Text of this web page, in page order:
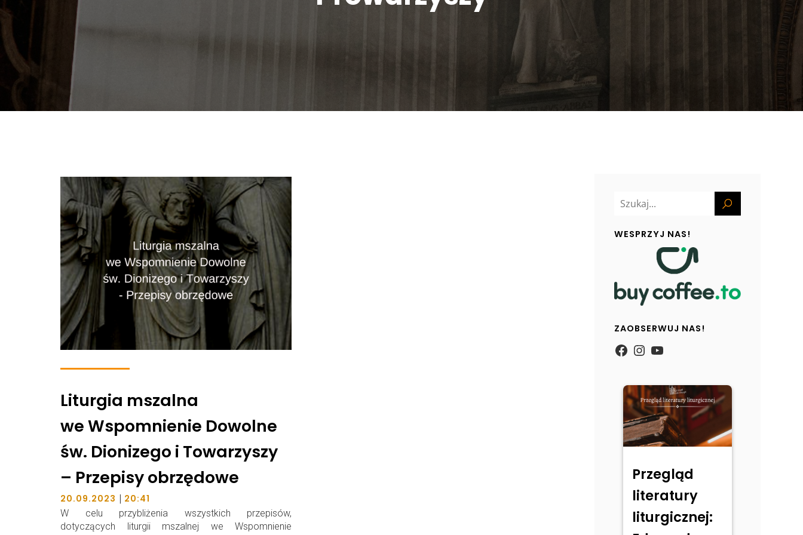
Liturgia mszalna
we Wspomnienie Dowolne
św. Dionizego i Towarzyszy
– Przepisy obrzędowe
20.09.2023 | 20:41
W celu przybliżenia wszystkich przepisów,
dotyczących liturgii mszalnej we Wspomnienie
WESPRZYJ NAS!
ZAOBSERWUJ NAS!
https://
Instagram
YouTube
Przegląd
literatury
liturgicznej: